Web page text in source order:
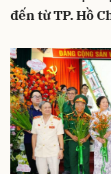
đến từ TP. Hồ